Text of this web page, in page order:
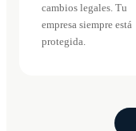
cambios legales. Tu
empresa siempre está
protegida.